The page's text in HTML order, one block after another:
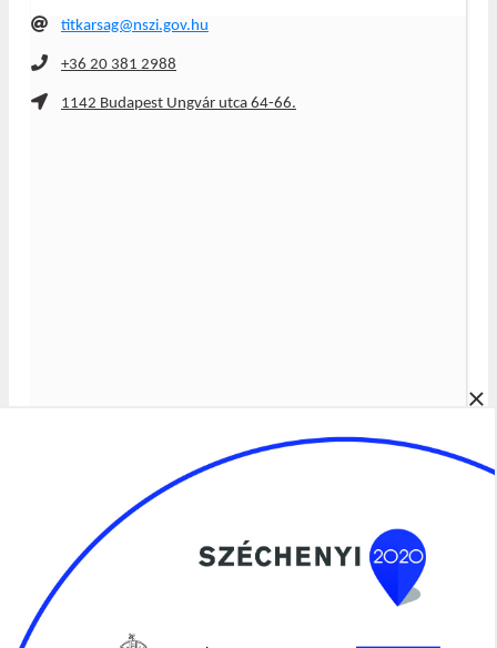
×
titkarsag@nszi.gov.hu
+36 20 381 2988
1142 Budapest Ungvár utca 64-66.
Szociális Ágazati Portál